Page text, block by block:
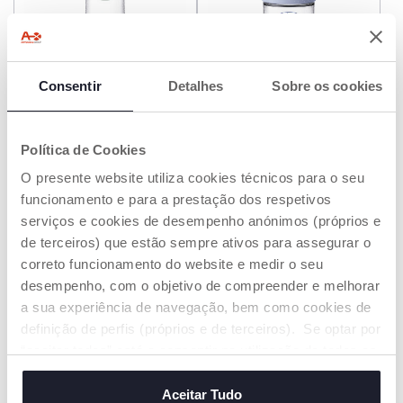
Consentir Detalhes Sobre os cookies
Política de Cookies
O presente website utiliza cookies técnicos para o seu
funcionamento e para a prestação dos respetivos
serviços e cookies de desempenho anónimos (próprios e
de terceiros) que estão sempre ativos para assegurar o
correto funcionamento do website e medir o seu
desempenho, com o objetivo de compreender e melhorar
a sua experiência de navegação, bem como cookies de
definição de perfis (próprios e de terceiros). Se optar por
cookies. Se quiser saber mais, alterar ou revogar o
consentimento de todos ou de alguns cookies, clique em
Aceitar Tudo
ADICIONAR
PROMOÇÃO PROMOÇÃO